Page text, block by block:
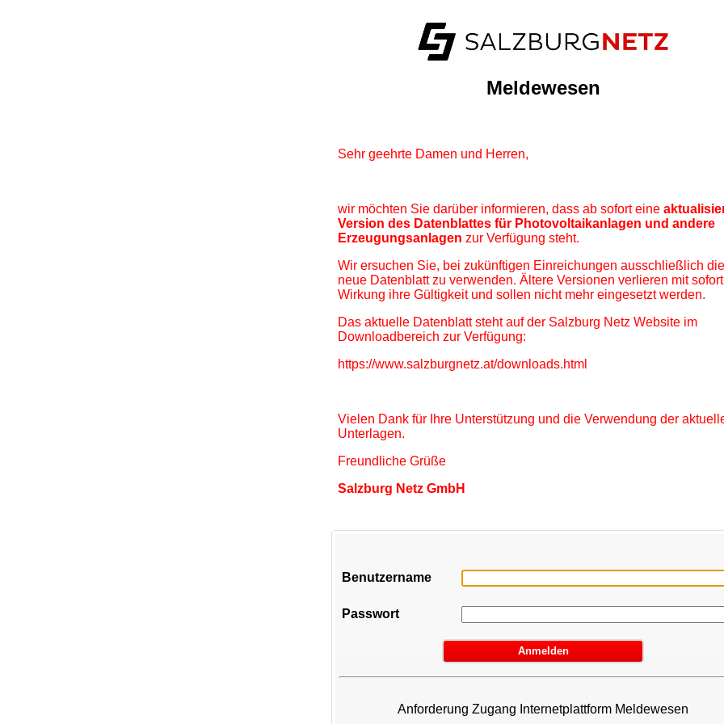
Meldewesen
Sehr geehrte Damen und Herren,
wir möchten Sie darüber informieren, dass ab sofort eine
Version des Datenblattes für Photovoltaikanlagen und andere
Erzeugungsanlagen zur Verfügung steht.
Wir ersuchen Sie, bei zukünftigen Einreichungen ausschließlich
neue Datenblatt zu verwenden. Ältere Versionen verlieren mit
Wirkung ihre Gültigkeit und sollen nicht mehr eingesetzt werden.
Das aktuelle Datenblatt steht auf der Salzburg Netz Website im
Downloadbereich zur Verfügung:
https://www.salzburgnetz.at/downloads.html
Vielen Dank für Ihre Unterstützung und die Verwendung der
Unterlagen.
Freundliche Grüße
Salzburg Netz GmbH
Benutzername
Passwort
Anforderung Zugang Internetplattform Meldewesen